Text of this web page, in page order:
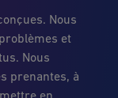
Nous
et
Nous
prenantes, à